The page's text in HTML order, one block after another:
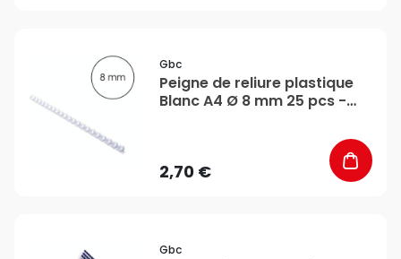
Gbc
Peigne de reliure plastique
Blanc A4 Ø 8 mm 25 pcs -
2,70 €
Gbc